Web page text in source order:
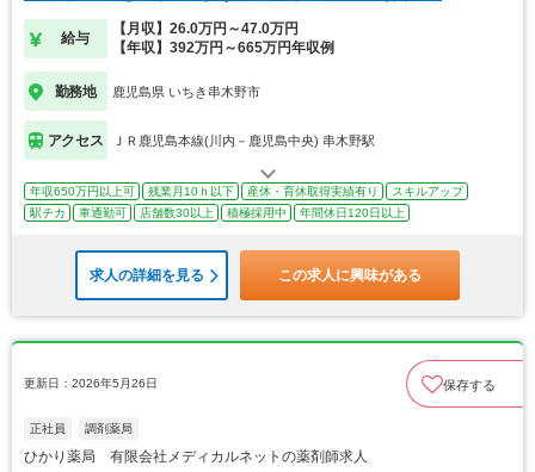
給与
【月収】26.0万円～47.0万円
【年収】392万円～665万円年収例
勤務地 鹿児島県 いちき串木野市
アクセス ＪＲ鹿児島本線(川内－鹿児島中央) 串木野駅
年収650万円以上可 残業月10ｈ以下 産休・育休取得実績有り
スキルアップ
駅チカ
車通勤可 店舗数30以上 積極採用中 年間休日120日以上
求人の詳細を見る この求人に興味がある
更新日：2026年5月26日 保存する
正社員 調剤薬局
ひかり薬局 有限会社メディカルネットの薬剤師求人